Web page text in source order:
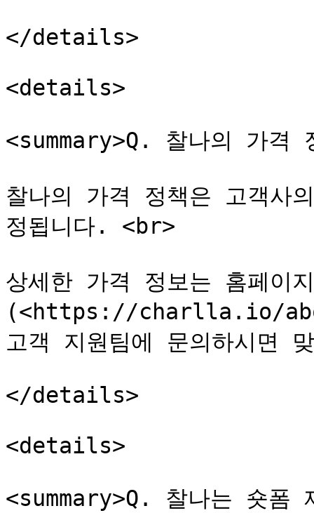
</details>
<details>
<summary>Q. 찰나의 가격
찰나의 가격 정책은 고객사
정됩니다. <br>
상세한 가격 정보는 홈페이
(<https://charlla.io/
고객 지원팀에 문의하시면
</details>
<details>
<summary>Q. 찰나는 숏폼